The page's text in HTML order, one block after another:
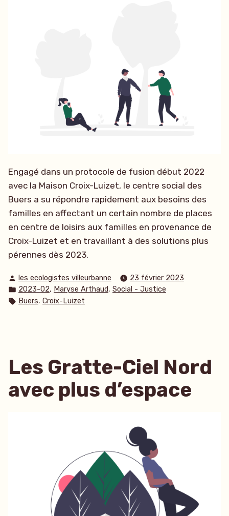
Engagé dans un protocole de fusion début 2022
avec la Maison Croix-Luizet, le centre social des
Buers a su répondre rapidement aux besoins des
familles en affectant un certain nombre de places
en centre de loisirs aux familles en provenance de
Croix-Luizet et en travaillant à des solutions plus
pérennes dès 2023.
Publié
par
les ecologistes villeurbanne
23 février 2023
Publié
dans
2023-02, Maryse Arthaud, Social - Justice
Étiquettes :
Buers, Croix-Luizet
Les Gratte-Ciel Nord
avec plus d’espace